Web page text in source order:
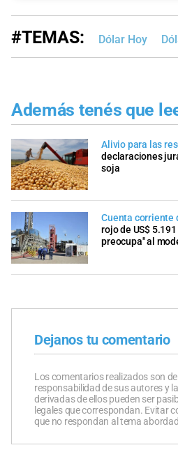
#TEMAS: Dólar Hoy
Además tenés que
Alivio para las
declaraciones
soja
Cuenta corriente
rojo de US$
preocupa" al
Dejanos tu comentario
Los comentarios realizados son
responsabilidad de sus autores y
derivadas de ellos pueden ser
legales que correspondan. Evitar
que no respondan al tema